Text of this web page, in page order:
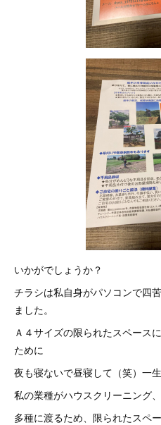
いかがでしょうか？
チラシは私自身がパソコンで四
ました。
Ａ４サイズの限られたスペース
ために
夜も寝ないで昼寝して（笑）一
私の業種がハウスクリーニング
多種に渡るため、限られたスペ